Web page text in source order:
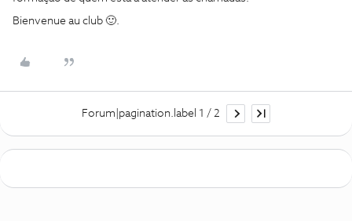
Bienvenue au club 🙂.
Forum|pagination.label 1 / 2